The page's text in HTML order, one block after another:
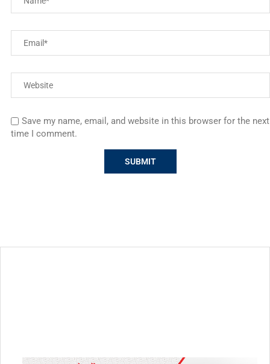
Save my name, email, and website in this browser for the next
time I comment.